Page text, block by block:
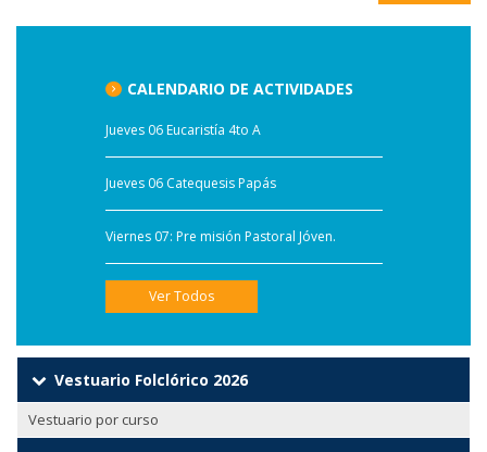
CALENDARIO DE ACTIVIDADES
Jueves 06 Eucaristía 4to A
Jueves 06 Catequesis Papás
Viernes 07: Pre misión Pastoral Jóven.
Ver Todos
Vestuario Folclórico 2026
Vestuario por curso